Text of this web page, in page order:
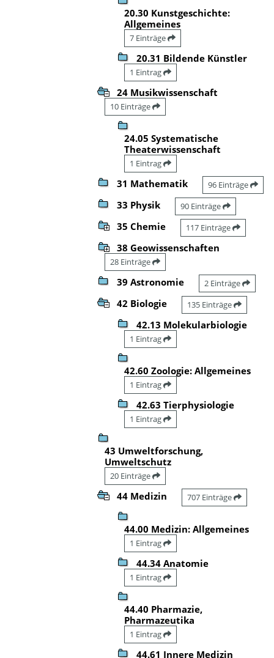
20.30 Kunstgeschichte:
Allgemeines
7 Einträge
20.31 Bildende Künstler
1 Eintrag
24 Musikwissenschaft
10 Einträge
24.05 Systematische
Theaterwissenschaft
1 Eintrag
31 Mathematik 96 Einträge
33 Physik 90 Einträge
35 Chemie 117 Einträge
38 Geowissenschaften
28 Einträge
39 Astronomie 2 Einträge
42 Biologie 135 Einträge
42.13 Molekularbiologie
1 Eintrag
42.60 Zoologie: Allgemeines
1 Eintrag
42.63 Tierphysiologie
1 Eintrag
43 Umweltforschung,
Umweltschutz
20 Einträge
44 Medizin 707 Einträge
44.00 Medizin: Allgemeines
1 Eintrag
44.34 Anatomie
1 Eintrag
44.40 Pharmazie,
Pharmazeutika
1 Eintrag
44.61 Innere Medizin